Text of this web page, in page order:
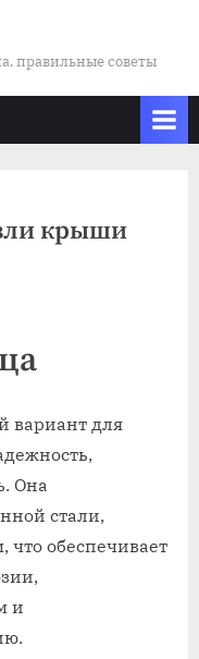
правильные советы
крыши
вариант для
Она
стали,
обеспечивает
и